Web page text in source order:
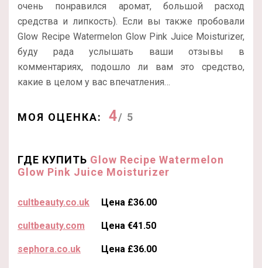
очень понравился аромат, большой расход
средства и липкость). Если вы также пробовали
Glow Recipe Watermelon Glow Pink Juice Moisturizer,
буду рада услышать ваши отзывы в
комментариях, подошло ли вам это средство,
какие в целом у вас впечатления…
МОЯ ОЦЕНКА: 4/ 5
ГДЕ КУПИТЬ Glow Recipe Watermelon
Glow Pink Juice Moisturizer
cultbeauty.co.uk Цена £36.00
cultbeauty.com Цена €41.50
sephora.co.uk Цена £36.00